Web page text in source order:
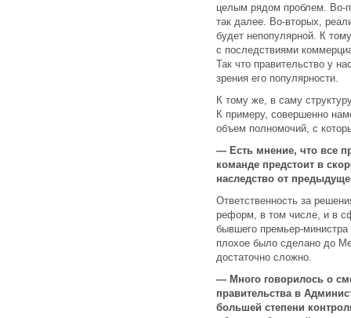
целым рядом проблем. Во-
так далее. Во-вторых,
будет непопулярной. К
с последствиями
Так что правительство у
зрения его популярности.
К тому же, в саму
К примеру, совершенно
объем полномочий, с
— Есть мнение, что все
команде предстоит в
наследство от
Ответственность за
реформ, в том числе, и в
бывшего премьер-
плохое было сделано до
достаточно сложно.
— Много говорилось о
правительства в
большей степени